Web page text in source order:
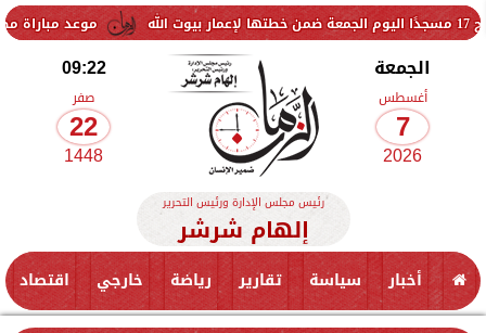
موعد مباراة مصر وإسبانيا في
الجمعة
أغسطس
7
2026
09:22
صفر
22
1448
رئيس مجلس الإدارة ورئيس التحرير
إلهام شرشر
أخبار سياسة تقارير رياضة خارجي اقتصاد